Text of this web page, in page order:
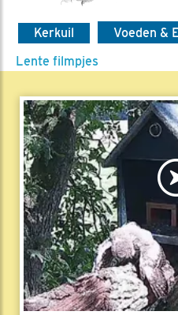
Kerkuil Voeden &
Lente filmpjes